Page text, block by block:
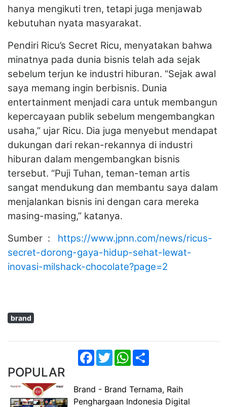
hanya mengikuti tren, tetapi juga menjawab
kebutuhan nyata masyarakat.
Pendiri Ricu’s Secret Ricu, menyatakan bahwa
minatnya pada dunia bisnis telah ada sejak
sebelum terjun ke industri hiburan. “Sejak awal
saya memang ingin berbisnis. Dunia
entertainment menjadi cara untuk membangun
kepercayaan publik sebelum mengembangkan
usaha,” ujar Ricu. Dia juga menyebut mendapat
dukungan dari rekan-rekannya di industri
hiburan dalam mengembangkan bisnis
tersebut. “Puji Tuhan, teman-teman artis
sangat mendukung dan membantu saya dalam
menjalankan bisnis ini dengan cara mereka
masing-masing,” katanya.
Sumber : https://www.jpnn.com/news/ricus-
secret-dorong-gaya-hidup-sehat-lewat-
inovasi-milshack-chocolate?page=2
brand
Facebook
TwitterWhatsApp
POPULAR
Brand - Brand Ternama, Raih
Penghargaan Indonesia Digital